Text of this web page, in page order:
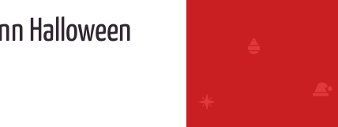
Halloween